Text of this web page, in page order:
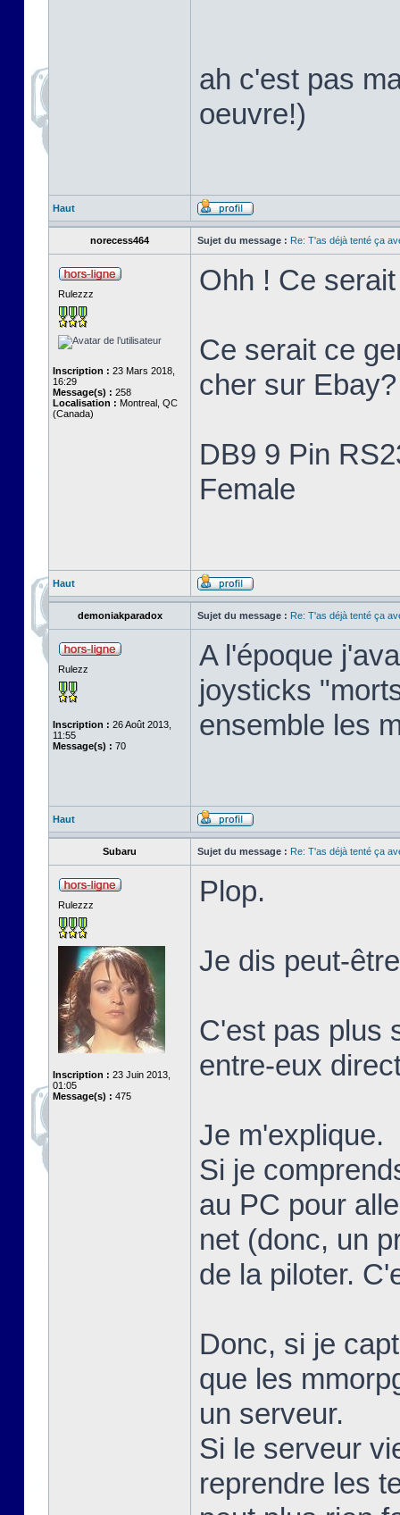
ah c'est pas
oeuvre!)
Haut
norecess464 Sujet du message : Re: T'as déjà tenté ça
Rulezzz
Inscription : 23 Mars 2018,
16:29
Message(s) : 258
Localisation : Montreal, QC
(Canada)
Ohh ! Ce
Ce serait ce
cher sur Ebay?
DB9 9 Pin
Female
Haut
demoniakparadox Sujet du message : Re: T'as déjà tenté ça
Rulezz
Inscription : 26 Août 2013,
11:55
Message(s) : 70
A l'époque
joysticks
ensemble les
Haut
Subaru Sujet du message : Re: T'as déjà tenté ça
Rulezzz
Inscription : 23 Juin 2013,
01:05
Message(s) : 475
Plop.
Je dis peut-
C'est pas plus
entre-eux
Je m'explique.
Si je
au PC pour
net (donc, un
de la piloter.
Donc, si je
que les
un serveur.
Si le serveur
reprendre les